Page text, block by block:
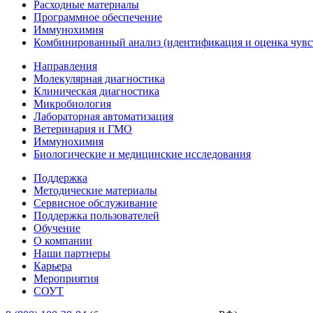
Расходные материалы
Программное обеспечение
Иммунохимия
Комбинированный анализ (идентификация и оценка
Направления
Молекулярная диагностика
Клиническая диагностика
Микробиология
Лабораторная автоматизация
Ветеринария и ГМО
Иммунохимия
Биологические и медицинские исследования
Поддержка
Методические материалы
Сервисное обслуживание
Поддержка пользователей
Обучение
О компании
Наши партнеры
Карьера
Мероприятия
СОУТ